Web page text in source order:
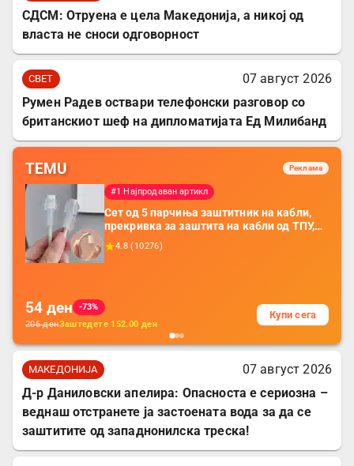
СДСМ: Отруена е цела Македонија, а никој од
власта не сноси одговорност
СВЕТ
07 август 2026
Румен Радев оствари телефонски разговор со
британскиот шеф на дипломатијата Ед Милибанд
TEMU Реклама
#1 Најпродаван артикл
Сет од 5 парчиња заштитник на кабли,
прекривка за заштита на кабли од ТПУ,
додатоци за заштита на кабли, без
батерија, за мобилни телефони, комплет
4.8 (10276)
54 ден
-73%
206денЗаштедете 152.00 ден
Купи сега
МАКЕДОНИЈА
07 август 2026
Д-р Даниловски апелира: Опасноста е сериозна –
веднаш отстранете ја застоената вода за да се
заштитите од западнонилска треска!